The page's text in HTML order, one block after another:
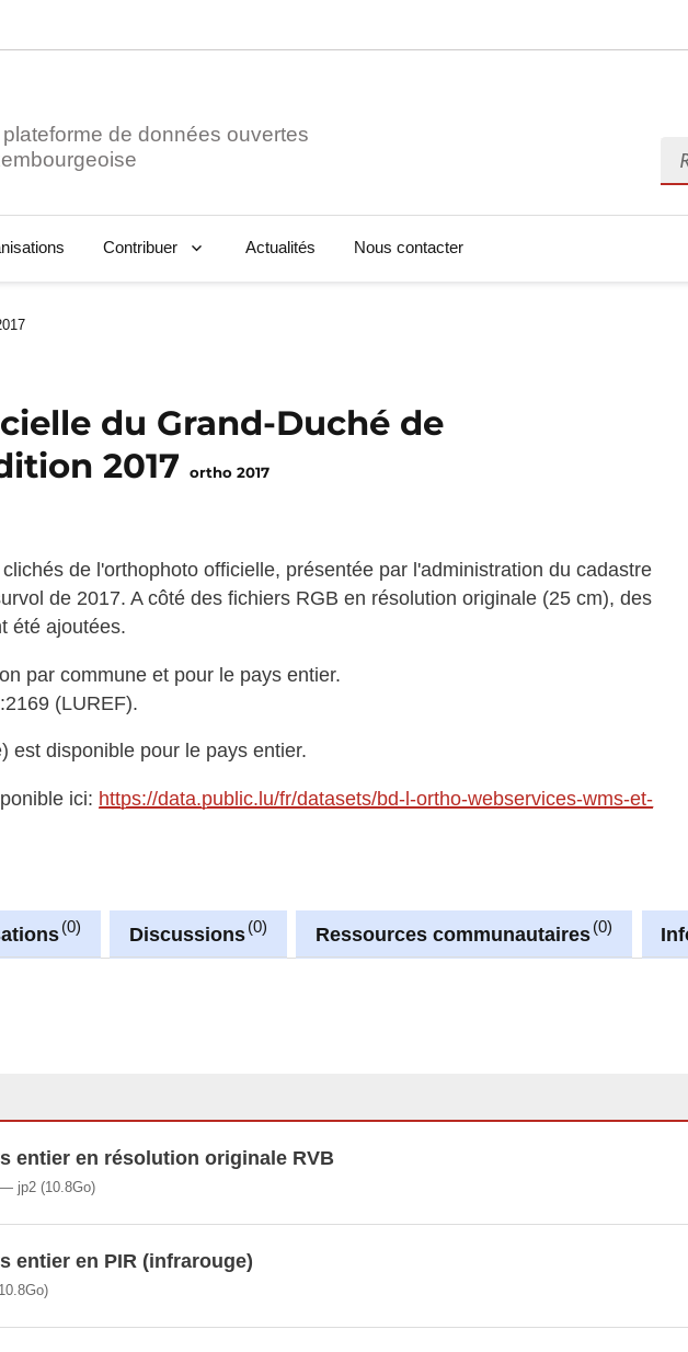
de données ouvertes
Contribuer Actualités Nous contacter
du Grand-Duché de
2017ortho 2017
de l'orthophoto officielle, présentée par l'administration du cadastre
de 2017. A côté des fichiers RGB en résolution originale (25 cm), des
été ajoutées.
par commune et pour le pays entier.
(LUREF).
est disponible pour le pays entier.
ici: https://data.public.lu/fr/datasets/bd-l-ortho-webservices-wms-et-
0 Discussions 0 Ressources communautaires 0
entier en résolution originale RVB
jp2(10.8Go)
entier en PIR (infrarouge)